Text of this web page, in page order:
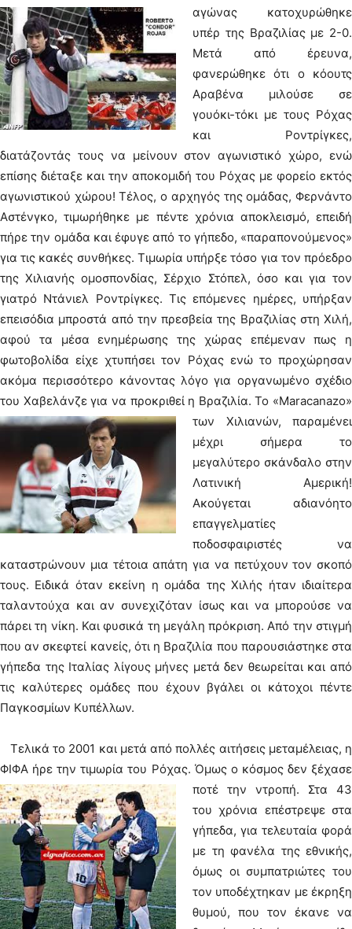
αγώνας κατοχυρώθηκε
υπέρ της Βραζιλίας με 2-0.
Μετά από έρευνα,
φανερώθηκε ότι ο κόουτς
Αραβένα μιλούσε σε
γουόκι-τόκι με τους Ρόχας
και Ροντρίγκες,
διατάζοντάς τους να μείνουν στον αγωνιστικό χώρο, ενώ
επίσης διέταξε και την αποκομιδή του Ρόχας με φορείο εκτός
αγωνιστικού χώρου! Τέλος, ο αρχηγός της ομάδας, Φερνάντο
Αστένγκο, τιμωρήθηκε με πέντε χρόνια αποκλεισμό, επειδή
πήρε την ομάδα και έφυγε από το γήπεδο, «παραπονούμενος»
για τις κακές συνθήκες. Τιμωρία υπήρξε τόσο για τον πρόεδρο
της Χιλιανής ομοσπονδίας, Σέρχιο Στόπελ, όσο και για τον
γιατρό Ντάνιελ Ροντρίγκες. Τις επόμενες ημέρες, υπήρξαν
επεισόδια μπροστά από την πρεσβεία της Βραζιλίας στη Χιλή,
αφού τα μέσα ενημέρωσης της χώρας επέμεναν πως η
φωτοβολίδα είχε χτυπήσει τον Ρόχας ενώ το προχώρησαν
ακόμα περισσότερο κάνοντας λόγο για οργανωμένο σχέδιο
του Χαβελάνζε για να προκριθεί η Βραζιλία.Το «Maracanazo»
των Χιλιανών, παραμένει
μέχρι σήμερα το
μεγαλύτερο σκάνδαλο στην
Λατινική Αμερική!
Ακούγεται αδιανόητο
επαγγελματίες
ποδοσφαιριστές να
καταστρώνουν μια τέτοια απάτη για να πετύχουν τον σκοπό
τους. Ειδικά όταν εκείνη η ομάδα της Χιλής ήταν ιδιαίτερα
ταλαντούχα και αν συνεχιζόταν ίσως και να μπορούσε να
πάρει τη νίκη. Και φυσικά τη μεγάλη πρόκριση. Από την στιγμή
που αν σκεφτεί κανείς, ότι η Βραζιλία που παρουσιάστηκε στα
γήπεδα της Ιταλίας λίγους μήνες μετά δεν θεωρείται και από
τις καλύτερες ομάδες που έχουν βγάλει οι κάτοχοι πέντε
Παγκοσμίων Κυπέλλων.
Τελικά το 2001 και μετά από πολλές αιτήσεις μεταμέλειας, η
ΦΙΦΑ ήρε την τιμωρία του Ρόχας. Όμως ο κόσμος δεν ξέχασε
ποτέ την ντροπή. Στα 43
του χρόνια επέστρεψε στα
γήπεδα, για τελευταία φορά
με τη φανέλα της εθνικής,
όμως οι συμπατριώτες του
τον υποδέχτηκαν με έκρηξη
θυμού, που τον έκανε να